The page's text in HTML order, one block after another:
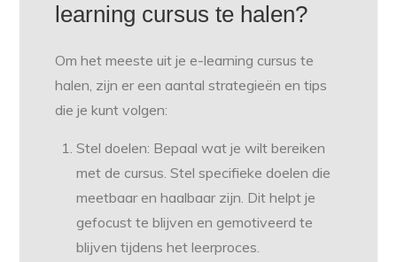
learning cursus te halen?
Om het meeste uit je e-learning cursus te
halen, zijn er een aantal strategieën en tips
die je kunt volgen:
Stel doelen: Bepaal wat je wilt bereiken
met de cursus. Stel specifieke doelen die
meetbaar en haalbaar zijn. Dit helpt je
gefocust te blijven en gemotiveerd te
blijven tijdens het leerproces.